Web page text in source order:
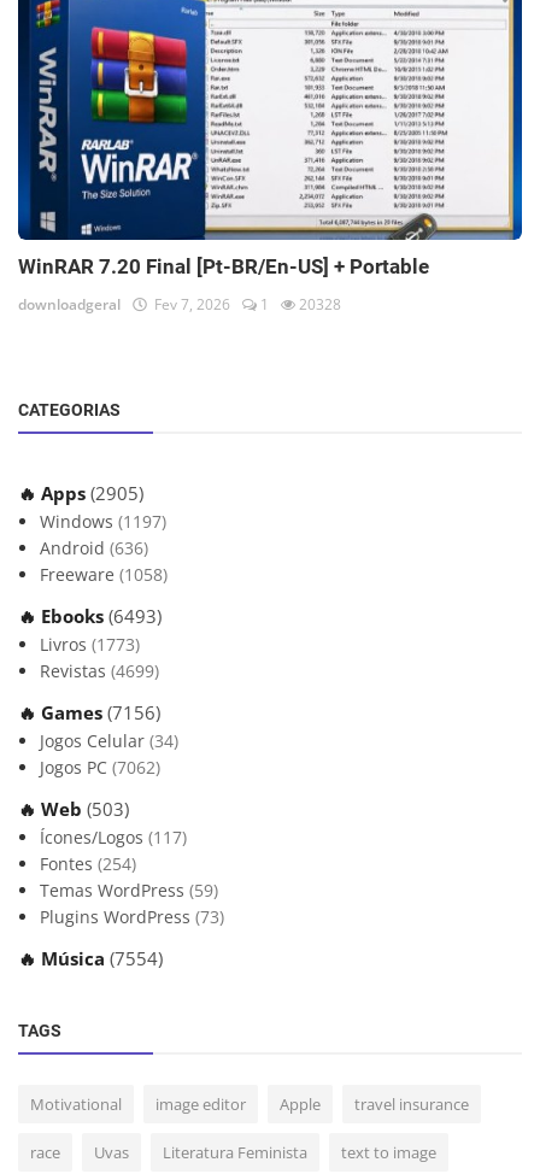
WinRAR 7.20 Final [Pt-BR/En-US] + Portable
downloadgeral Fev 7, 2026 1 20328
CATEGORIAS
🔥 Apps (2905)
Windows (1197)
Android (636)
Freeware (1058)
🔥 Ebooks (6493)
Livros (1773)
Revistas (4699)
🔥 Games (7156)
Jogos Celular (34)
Jogos PC (7062)
🔥 Web (503)
Ícones/Logos (117)
Fontes (254)
Temas WordPress (59)
Plugins WordPress (73)
🔥 Música (7554)
TAGS
Motivational image editor Apple travel insurance
race Uvas Literatura Feminista text to image